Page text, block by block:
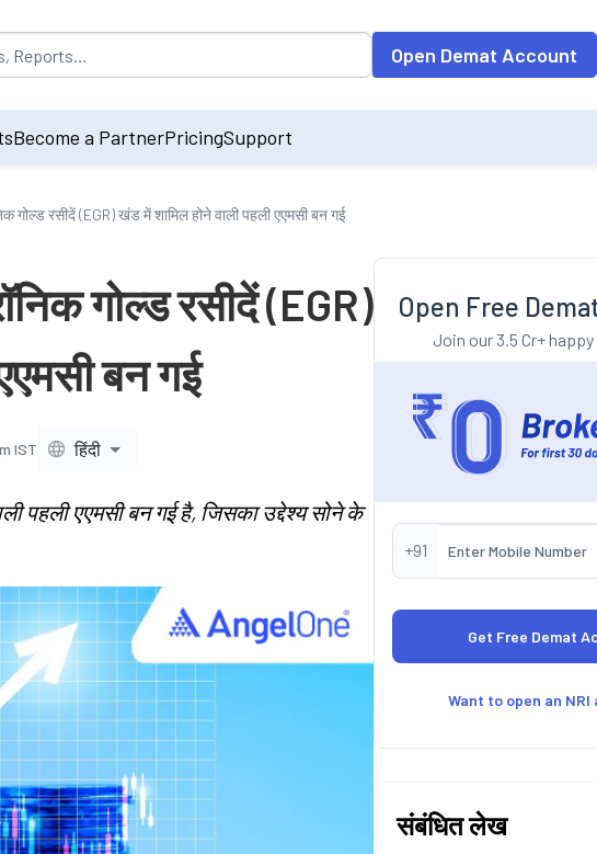
by default on accessing the input field. On entering data into the input field,
Open Demat Account
Become a PartnerPricingSupport
गोल्ड रसीदें (EGR) खंड में शामिल होने वाली पहली एएमसी बन गई
गोल्ड रसीदें (EGR)
बन गई
IST हिंदी
पहली एएमसी बन गई है, जिसका उद्देश्य सोने के
Open Free
Join our 3.5 Cr+
+91
Want to open an
संबंधित लेख